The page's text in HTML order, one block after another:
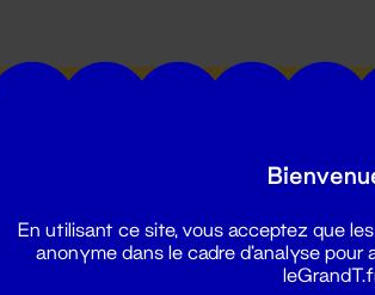
En utilisant ce site, vous acceptez que
anonyme dans le cadre d'analyse pour